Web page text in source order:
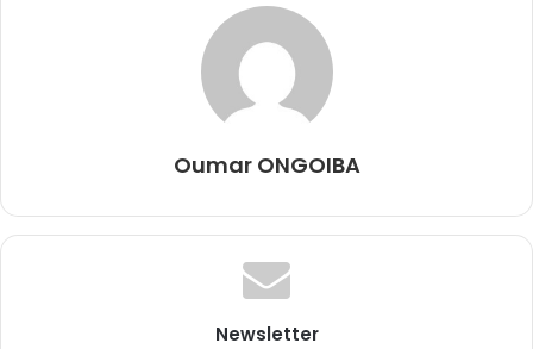
Oumar ONGOIBA
Newsletter